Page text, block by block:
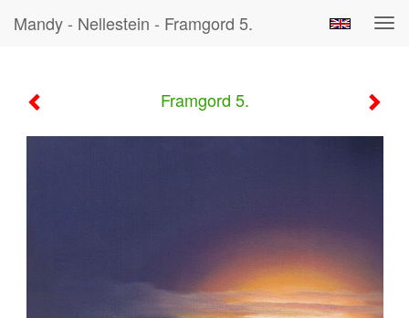
Mandy - Nellestein - Framgord 5.
Framgord 5.